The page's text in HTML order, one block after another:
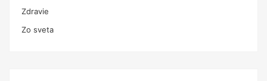
Zdravie
Zo sveta